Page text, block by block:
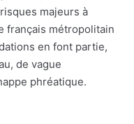
majeurs à
français métropolitain
en font partie,
de vague
phréatique.